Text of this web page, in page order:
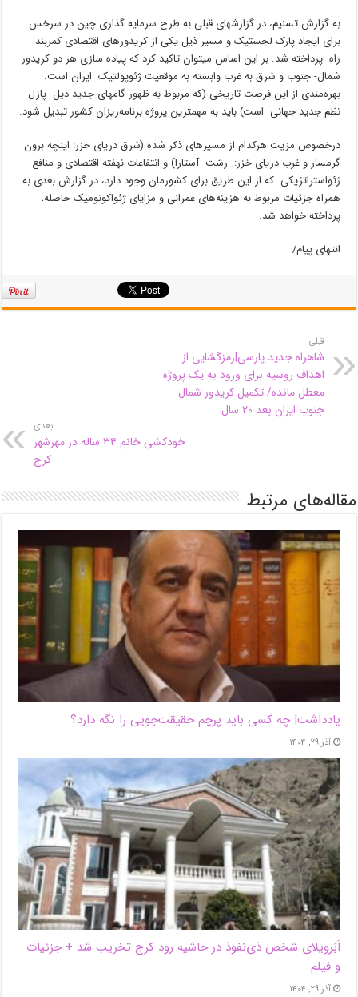
به گزارش تسنیم، در گزارشهای قبلی به طرح سرمایه گذاری چین در سرخس
برای ایجاد پارک لجستیک و مسیر ذیل یکی از کریدورهای اقتصادی کمربند
راه پرداخته شد. بر این اساس میتوان تاکید کرد که پیاده سازی هر دو کریدور
شمال- جنوب و شرق به غرب وابسته به موقعیت ژئوپولتیک ایران است.
بهره‌مندی از این فرصت تاریخی (که مربوط به ظهور گامهای جدید ذیل پازل
نظم جدید جهانی است) باید به مهمترین پروژه برنامه‌ریزان کشور تبدیل شود.
درخصوص مزیت هرکدام از مسیرهای ذکر شده (شرق دریای خزر: اینچه برون
گرمسار و غرب دریای خزر: رشت- آستارا) و انتفاعات نهفته اقتصادی و منافع
ژئواستراتژیکی که از این طریق برای کشورمان وجود دارد، در گزارش بعدی به
همراه جزئیات مربوط به هزینه‌های عمرانی و مزایای ژئواکونومیک حاصله،
پرداخته خواهد شد.
انتهای پیام/
قبلی
شاهراه جدید پارسی|رمزگشایی از
اهداف روسیه برای ورود به یک پروژه‌
معطل مانده/ تکمیل کریدور شمال-
جنوب ایران بعد ۲۰ سال
بعدی
خودکشی خانم ۳۴ ساله در مهرشهر
کرج
مقاله‌های مرتبط
یادداشت| ‌چه کسی باید پرچم حقیقت‌جویی را نگه دارد؟
آذر ۲۹, ۱۴۰۴
اَبَر‌ویلای شخص ذی‌نفوذ در حاشیه‌ رود کرج تخریب شد + جزئیات
و فیلم
آذر ۲۹, ۱۴۰۴